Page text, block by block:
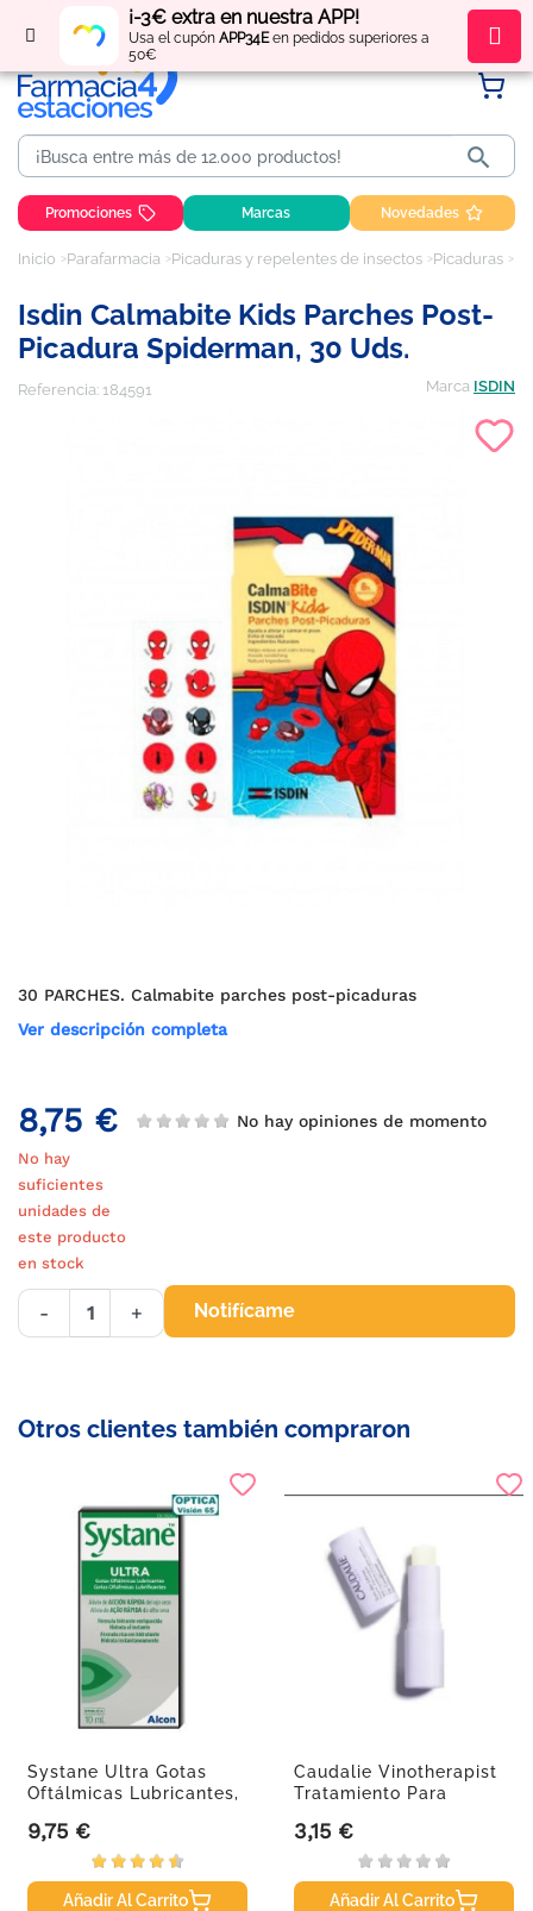
¡-3€ extra en nuestra APP!
Usa el cupón APP34Een pedidos superiores a
50€
Regístratey obténpuntos por tus compras

Promociones Marcas Novedades
Inicio Parafarmacia Picaduras y repelentes de insectos Picaduras
Isdin Calmabite Kids Parches Post-
Picadura Spiderman, 30 Uds.
Referencia: 184591 Marca ISDIN
30 PARCHES. Calmabite parches post-picaduras
Ver descripción completa
8,75 € No hay opiniones de momento
No hay
suficientes
unidades de
este producto
en stock
- + Notifícame
Otros clientes también compraron
Systane Ultra Gotas
Oftálmicas Lubricantes,
Precio
9,75 €
Añadir Al Carrito
Caudalie Vinotherapist
Tratamiento Para
Precio
3,15 €
Añadir Al Carrito